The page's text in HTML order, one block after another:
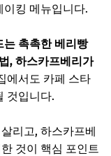
킹 메뉴입니다.
는 촉촉한 베리빵
, 하스카프베리가
에서도 카페 스타
것입니다.
리고, 하스카프베
것이 핵심 포인트